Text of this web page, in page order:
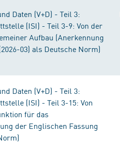
Daten (V+D) - Teil 3:
(ISI) - Teil 3-9: Von der
Aufbau (Anerkennung
03) als Deutsche Norm)
Daten (V+D) - Teil 3:
(ISI) - Teil 3-15: Von
für das
der Englischen Fassung